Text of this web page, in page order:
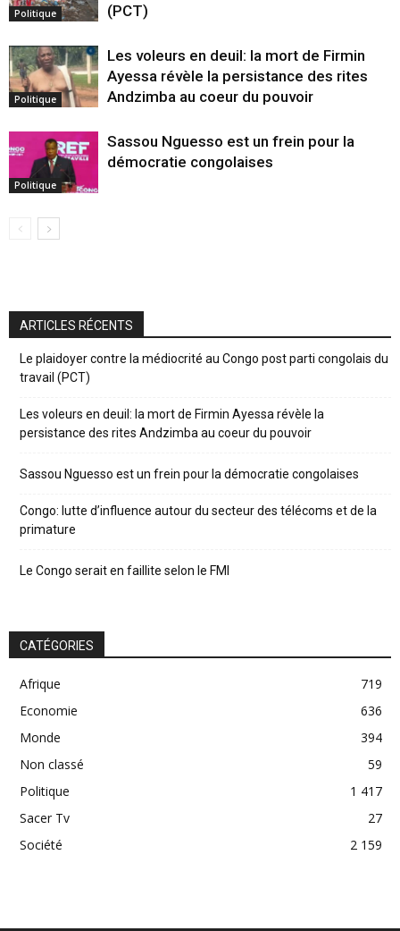
Politique
(PCT)
Politique
Les voleurs en deuil: la mort de Firmin
Ayessa révèle la persistance des rites
Andzimba au coeur du pouvoir
Politique
Sassou Nguesso est un frein pour la
démocratie congolaises
ARTICLES RÉCENTS
Le plaidoyer contre la médiocrité au Congo post parti congolais du
travail (PCT)
Les voleurs en deuil: la mort de Firmin Ayessa révèle la
persistance des rites Andzimba au coeur du pouvoir
Sassou Nguesso est un frein pour la démocratie congolaises
Congo: lutte d’influence autour du secteur des télécoms et de la
primature
Le Congo serait en faillite selon le FMI
CATÉGORIES
Afrique
719
Economie
636
Monde
394
Non classé
59
Politique
1 417
Sacer Tv
27
Société
2 159